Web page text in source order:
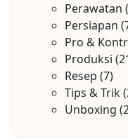
Perawatan
Persiapan
Pro &
Produksi
Resep (7)
Tips & Trik
Unboxing